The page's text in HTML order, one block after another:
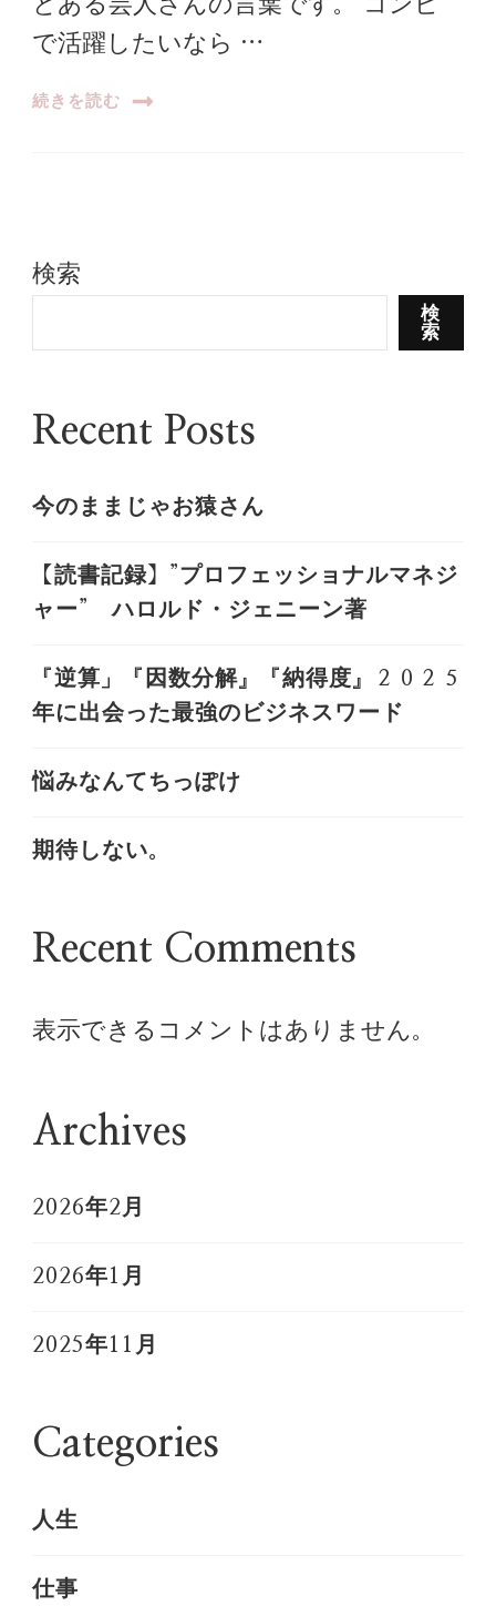
で活躍したいなら …
続きを読む
検索
検
索
Recent Posts
今のままじゃお猿さん
【読書記録】”プロフェッショナルマネジ
ャー” ハロルド・ジェニーン著
『逆算」『因数分解』『納得度』２０２５
年に出会った最強のビジネスワード
悩みなんてちっぽけ
期待しない。
Recent Comments
表示できるコメントはありません。
Archives
2026年2月
2026年1月
2025年11月
Categories
人生
仕事